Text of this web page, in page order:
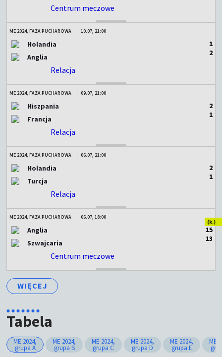
Centrum meczowe
ME 2024, FAZA PUCHAROWA 10.07, 21:00
Holandia
Anglia
1
2
Relacja
ME 2024, FAZA PUCHAROWA 09.07, 21:00
Hiszpania
Francja
2
1
Relacja
ME 2024, FAZA PUCHAROWA 06.07, 21:00
Holandia
Turcja
2
1
Relacja
ME 2024, FAZA PUCHAROWA 06.07, 18:00
Anglia
Szwajcaria
1
1
(k.)
5
3
Centrum meczowe
WIĘCEJ
Tabela
ME 2024,
grupa A
ME 2024,
grupa B
ME 2024,
grupa C
ME 2024,
grupa D
ME 2024,
grupa E
ME